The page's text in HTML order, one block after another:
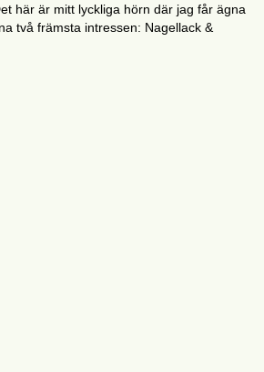
här är mitt lyckliga hörn där jag får ägna
två främsta intressen: Nagellack &